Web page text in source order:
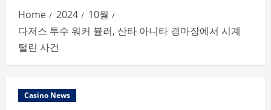
Home 2024
10월
다저스 투수 워커 뷸러, 산타 아니타 경마장에서 시계
털린 사건
Casino News